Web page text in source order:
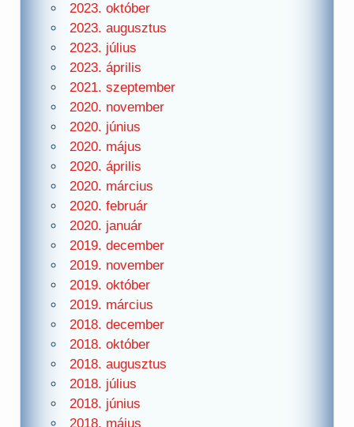
2023. október
2023. augusztus
2023. július
2023. április
2021. szeptember
2020. november
2020. június
2020. május
2020. április
2020. március
2020. február
2020. január
2019. december
2019. november
2019. október
2019. március
2018. december
2018. október
2018. augusztus
2018. július
2018. június
2018. május